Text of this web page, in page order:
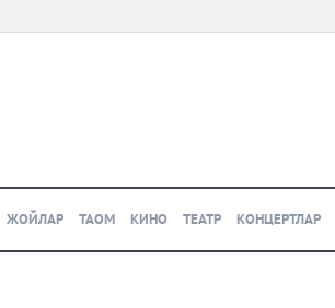
ЖОЙЛАР ТАОМ КИНО ТЕАТР КОНЦЕРТЛАР